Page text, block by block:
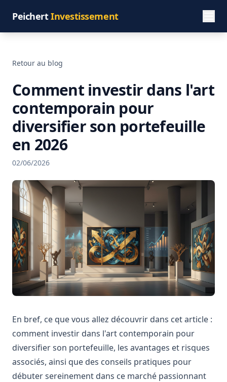
PeichertInvestissement
Retour au blog
Comment investir dans l'art
contemporain pour
diversifier son portefeuille
en 2026
02/06/2026
En bref, ce que vous allez découvrir dans cet article :
comment investir dans l'art contemporain pour
diversifier son portefeuille, les avantages et risques
associés, ainsi que des conseils pratiques pour
débuter sereinement dans ce marché passionnant